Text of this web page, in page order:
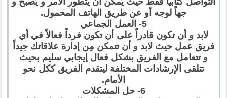
جهاً لوجه أو عن طريق الهاتف المحمول.
5- العمل الجماعي
لابد و أن تكون قادراً على أن تكون فرداً فعالاً في أي
فريق عمل حيث لابد و أن تتمكن مِن إدارة علاقاتك جيداً
و تتعامل مع الفريق بشكل فعال إيجابي سليم بحيث
تتلقى الإرشادات المختلفة ليتقدم الفريق ككل نحو
الأمام.
6- حل المشكلات